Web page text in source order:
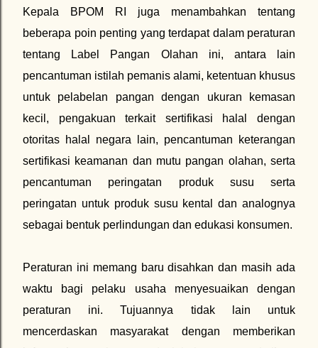
Kepala BPOM RI juga menambahkan tentang
beberapa poin penting yang terdapat dalam peraturan
tentang Label Pangan Olahan ini, antara lain
pencantuman istilah pemanis alami, ketentuan khusus
untuk pelabelan pangan dengan ukuran kemasan
kecil, pengakuan terkait sertifikasi halal dengan
otoritas halal negara lain, pencantuman keterangan
sertifikasi keamanan dan mutu pangan olahan, serta
pencantuman peringatan produk susu serta
peringatan untuk produk susu kental dan analognya
sebagai bentuk perlindungan dan edukasi konsumen.
Peraturan ini memang baru disahkan dan masih ada
waktu bagi pelaku usaha menyesuaikan dengan
peraturan ini. Tujuannya tidak lain untuk
mencerdaskan masyarakat dengan memberikan